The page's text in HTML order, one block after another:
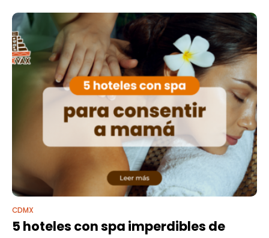
CDMX
5 hoteles con spa imperdibles de